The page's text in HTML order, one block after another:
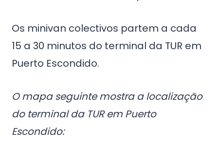
Os minivan colectivos partem a cada
15 a 30 minutos do terminal da TUR em
Puerto Escondido.
O mapa seguinte mostra a localização
do terminal da TUR em Puerto
Escondido: